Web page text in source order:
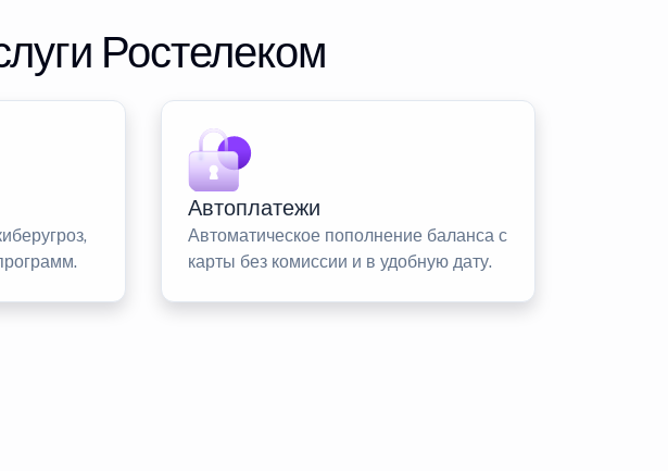
Ростелеком
Автоплатежи
Автоматическое пополнение баланса с
карты без комиссии и в удобную дату.